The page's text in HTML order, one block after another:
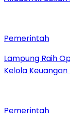
Pemerintah
Lampung Raih
Kelola
Pemerintah